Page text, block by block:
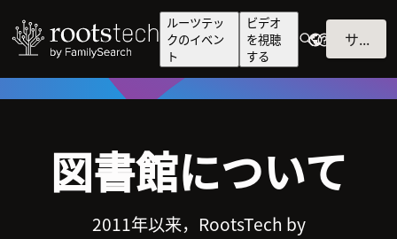
ルーツテッ
クのイベン
ト
ビデオ
を視聴
する
サインイン
図書館について
2011年以来，RootsTech by